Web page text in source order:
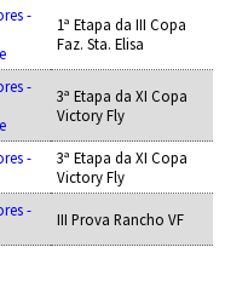
-
1ª Etapa da III Copa
Faz. Sta. Elisa
-
3ª Etapa da XI Copa
Victory Fly
-
3ª Etapa da XI Copa
Victory Fly
-
III Prova Rancho VF